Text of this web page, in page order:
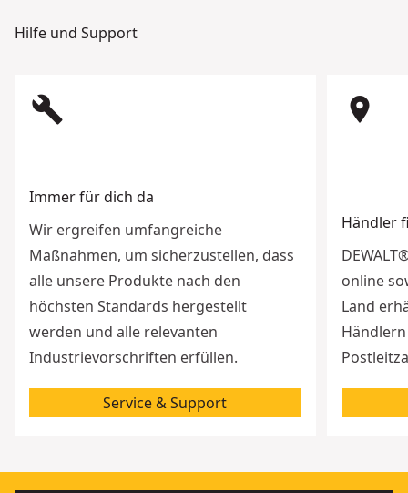
Hilfe und Support
build
Immer für dich da
Wir ergreifen umfangreiche
Maßnahmen, um sicherzustellen, dass
alle unsere Produkte nach den
höchsten Standards hergestellt
werden und alle relevanten
Industrievorschriften erfüllen.
Service & Support
room
Händler
online
Land